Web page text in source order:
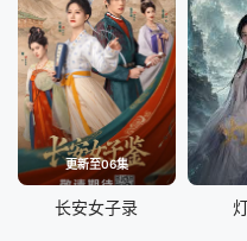
更新至06集
长安女子录